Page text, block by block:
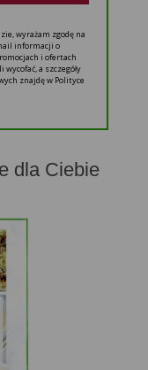
wyrażam zgodę na
informacji o
i ofertach
a szczegóły
znajdę w Polityce
dla Ciebie